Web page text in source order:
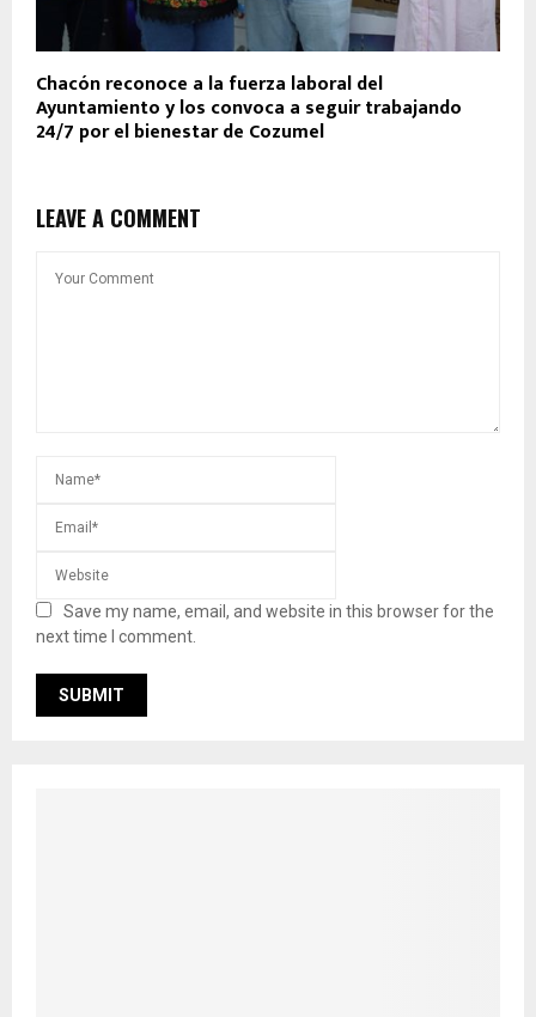
Chacón reconoce a la fuerza laboral del
Ayuntamiento y los convoca a seguir trabajando
24/7 por el bienestar de Cozumel
LEAVE A COMMENT
Save my name, email, and website in this browser for the
next time I comment.